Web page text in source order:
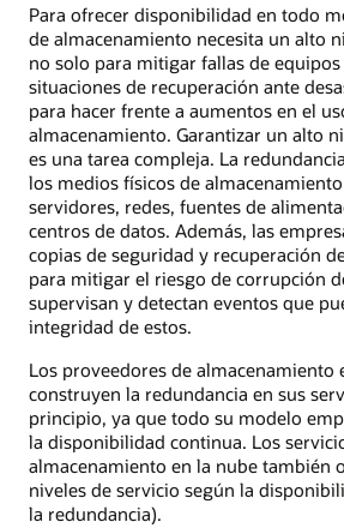
Para ofrecer disponibilidad en todo
de almacenamiento necesita un alto
no solo para mitigar fallas de
situaciones de recuperación ante
para hacer frente a aumentos en el
almacenamiento. Garantizar un alto
es una tarea compleja. La
los medios físicos de
servidores, redes, fuentes de
centros de datos. Además, las
copias de seguridad y recuperación
para mitigar el riesgo de corrupción
supervisan y detectan eventos que
integridad de estos.
Los proveedores de almacenamiento
construyen la redundancia en sus
principio, ya que todo su modelo
la disponibilidad continua. Los
almacenamiento en la nube también
niveles de servicio según la
la redundancia).